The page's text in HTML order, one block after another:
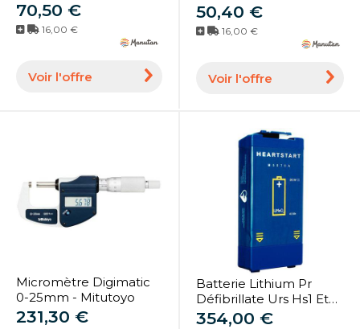
70,50 €
16,00 €
Voir l'offre
interchangeable série
160
50,40 €
16,00 €
Voir l'offre
Micromètre Digimatic
0-25mm - Mitutoyo
231,30 €
Batterie Lithium Pr
Défibrillate Urs Hs1 Et
Frx - Heartstart
354,00 €